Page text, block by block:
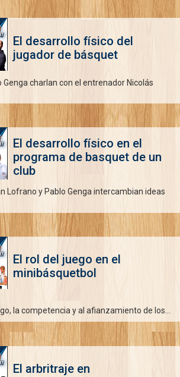
El desarrollo físico del
jugador de básquet
charlan con el entrenador Nicolás
El desarrollo físico en el
programa de basquet de un
club
Lofrano y Pablo Genga intercambian ideas
El rol del juego en el
minibásquetbol
la competencia y al afianzamiento de los...
El arbritraje en